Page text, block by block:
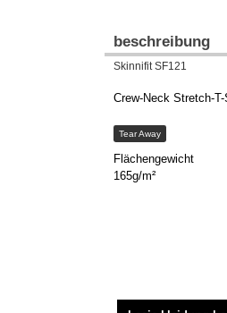
beschreibung
Skinnifit SF121
Crew-Neck Stretch-
Tear Away
Flächengewicht
165g/m²